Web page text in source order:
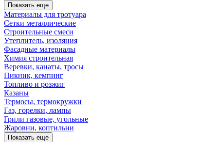
Показать еще
Материалы для тротуара
Сетки металлические
Строительные смеси
Утеплитель, изоляция
Фасадные материалы
Химия строительная
Веревки, канаты, тросы
Пикник, кемпинг
Топливо и розжиг
Казаны
Термосы, термокружки
Газ, горелки, лампы
Грили газовые, угольные
Жаровни, коптильни
Показать еще